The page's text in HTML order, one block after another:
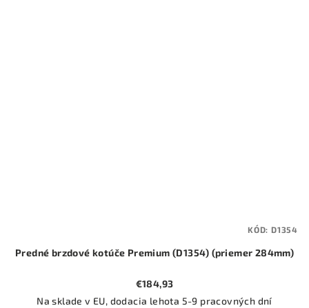
Predné brzdové kotúče Premium (D1354) (priemer 284mm)
€184,93
Na sklade v EU, dodacia lehota 5-9 pracovných dní
KÓD: D1354